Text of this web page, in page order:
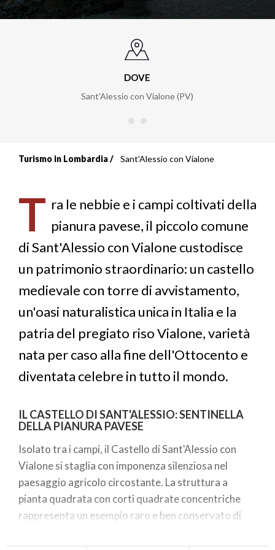
DOVE
Sant'Alessio con Vialone (PV)
di
pane
Turismo in Lombardia Sant'Alessio con Vialone
T ra le nebbie e i campi coltivati della
pianura pavese, il piccolo comune
di Sant'Alessio con Vialone custodisce
un patrimonio straordinario: un castello
medievale con torre di avvistamento,
un'oasi naturalistica unica in Italia e la
patria del pregiato riso Vialone, varietà
nata per caso alla fine dell'Ottocento e
diventata celebre in tutto il mondo.
IL CASTELLO DI SANT'ALESSIO: SENTINELLA
DELLA PIANURA PAVESE
Isolato tra i campi, il Castello di Sant'Alessio con
Vialone si staglia con imponenza silenziosa nel
paesaggio agricolo circostante. La struttura a
pianta quadrata con corti quadrate concentriche
rappresenta un esempio raro e ben conservato di